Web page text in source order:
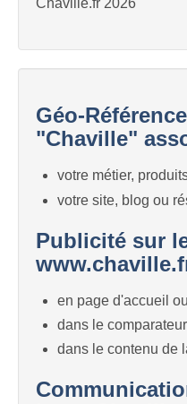
Chaville.fr 2026
Géo-
"Chaville"
votre métier,
votre site, blog ou
Publicité sur
en page d'accueil
dans le comparateur
dans le contenu de